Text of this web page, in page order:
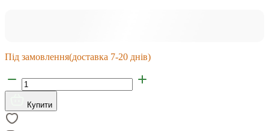
Під замовлення(доставка 7-20 днів)
Купити